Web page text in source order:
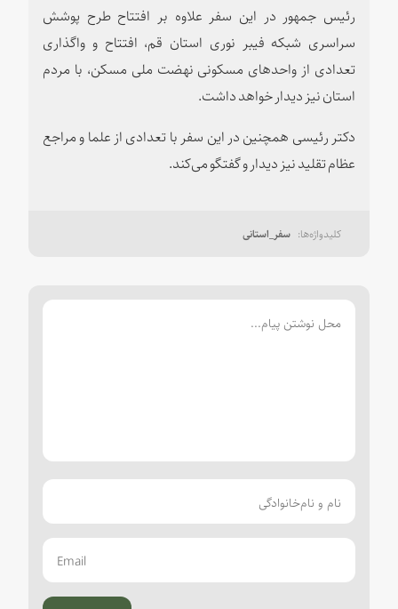
رئیس جمهور در این سفر علاوه بر افتتاح طرح پوشش
سراسری شبکه فیبر نوری استان قم، افتتاح و واگذاری
تعدادی از واحدهای مسکونی نهضت ملی مسکن، با مردم
استان نیز دیدار خواهد داشت.
دکتر رئیسی همچنین در این سفر با تعدادی از علما و مراجع
عظام تقلید نیز دیدار و گفتگو می‌کند.
سفر_استانی